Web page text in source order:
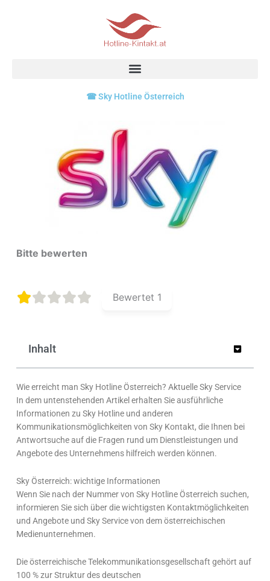
☎ Sky Hotline Österreich
Bitte bewerten
Bewertet 1
Inhalt
Wie erreicht man Sky Hotline Österreich? Aktuelle Sky Service
In dem untenstehenden Artikel erhalten Sie ausführliche
Informationen zu Sky Hotline und anderen
Kommunikationsmöglichkeiten von Sky Kontakt, die Ihnen bei
Antwortsuche auf die Fragen rund um Dienstleistungen und
Angebote des Unternehmens hilfreich werden können.
Sky Österreich: wichtige Informationen
Wenn Sie nach der Nummer von Sky Hotline Österreich suchen,
informieren Sie sich über die wichtigsten Kontaktmöglichkeiten
und Angebote und Sky Service von dem österreichischen
Medienunternehmen.
Die österreichische Telekommunikationsgesellschaft gehört auf
100 % zur Struktur des deutschen